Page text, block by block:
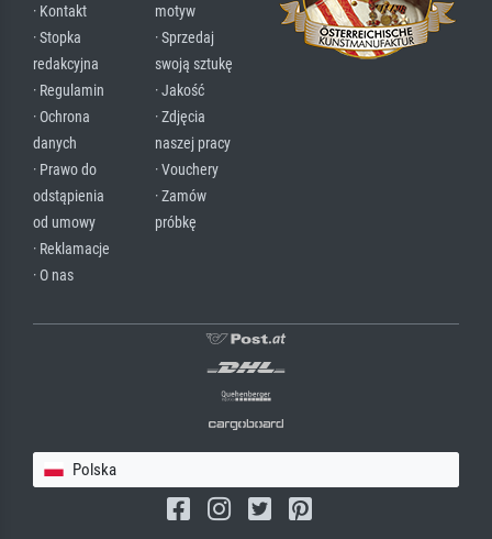
· Kontakt
· Stopka
redakcyjna
· Regulamin
· Ochrona
danych
· Prawo do
odstąpienia
od umowy
· Reklamacje
· O nas
motyw
· Sprzedaj
swoją sztukę
· Jakość
· Zdjęcia
naszej pracy
· Vouchery
· Zamów
próbkę
Polska